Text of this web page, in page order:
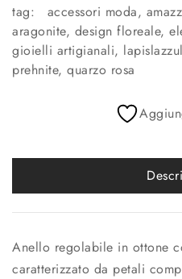
tag:
accessori moda,
aragonite, design floreale,
gioielli artigianali,
prehnite, quarzo rosa
Anello regolabile in ottone
caratterizzato da petali